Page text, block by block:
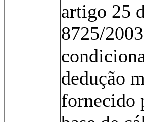
artigo 25
8725/
dedução
fornecido